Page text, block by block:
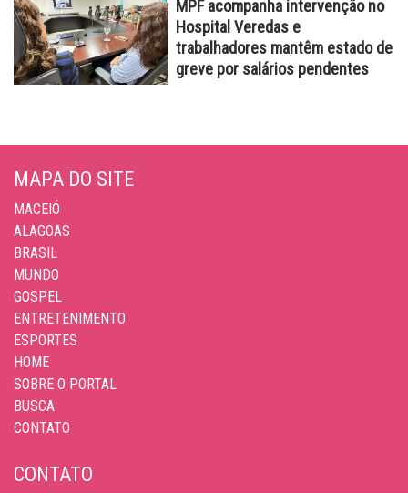
MPF acompanha intervenção no
Hospital Veredas e
trabalhadores mantêm estado de
greve por salários pendentes
MAPA DO SITE
MACEIÓ
ALAGOAS
BRASIL
MUNDO
GOSPEL
ENTRETENIMENTO
ESPORTES
HOME
SOBRE O PORTAL
BUSCA
CONTATO
CONTATO